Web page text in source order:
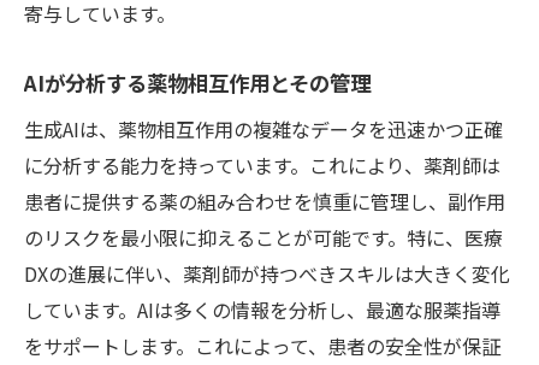
寄与しています。
AIが分析する薬物相互作用とその管理
生成AIは、薬物相互作用の複雑なデータを迅速かつ正確
に分析する能力を持っています。これにより、薬剤師は
患者に提供する薬の組み合わせを慎重に管理し、副作用
のリスクを最小限に抑えることが可能です。特に、医療
DXの進展に伴い、薬剤師が持つべきスキルは大きく変化
しています。AIは多くの情報を分析し、最適な服薬指導
をサポートします。これによって、患者の安全性が保証